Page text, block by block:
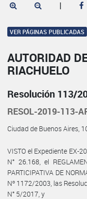
|
VER PÁGINAS PUBLICADAS
AUTORIDAD
RIACHUELO
Resolución 113/
RESOL-2019-113-
Ciudad de Buenos Aires,
VISTO el Expediente EX-
N° 26.168, el
PARTICIPATIVA DE
Nº 1172/2003, las
N° 5/2017, y